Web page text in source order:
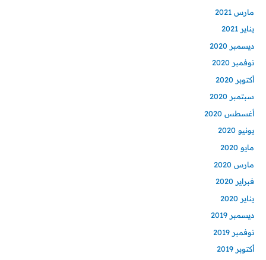
مارس 2021
يناير 2021
ديسمبر 2020
نوفمبر 2020
أكتوبر 2020
سبتمبر 2020
أغسطس 2020
يونيو 2020
مايو 2020
مارس 2020
فبراير 2020
يناير 2020
ديسمبر 2019
نوفمبر 2019
أكتوبر 2019